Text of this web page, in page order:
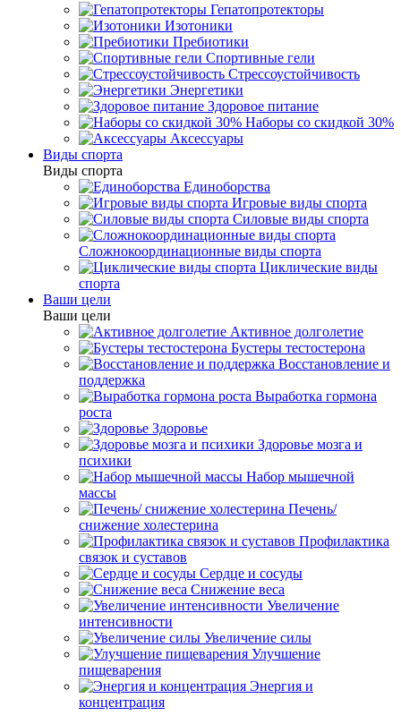
Гепатопротекторы
Изотоники
Пребиотики
Спортивные гели
Стрессоустойчивость
Энергетики
Здоровое питание
Наборы со скидкой 30%
Аксессуары
Виды спорта
Виды спорта
Единоборства
Игровые виды спорта
Силовые виды спорта
Сложнокоординационные виды спорта
Циклические виды
спорта
Ваши цели
Ваши цели
Активное долголетие
Бустеры тестостерона
Восстановление и
поддержка
Выработка гормона
роста
Здоровье
Здоровье мозга и
психики
Набор мышечной
массы
Печень/
снижение холестерина
Профилактика
связок и суставов
Сердце и сосуды
Снижение веса
Увеличение
интенсивности
Увеличение силы
Улучшение
пищеварения
Энергия и
концентрация